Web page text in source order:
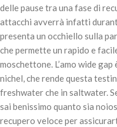
DECOY
delle pause tra una fase di
attacchi avverrà infatti
presenta un occhiello sulla
che permette un rapido e
moschettone. L’amo wide
nichel, che rende questa
freshwater che in saltwater.
sai benissimo quanto sia
recupero veloce per